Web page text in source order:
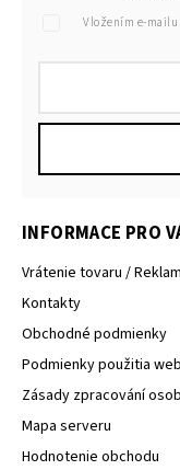
INFORMACE PRO
Vrátenie tovaru /
Kontakty
Obchodné podmienky
Podmienky použitia
Zásady zpracování
Mapa serveru
Hodnotenie obchodu
Vložením e-mailu